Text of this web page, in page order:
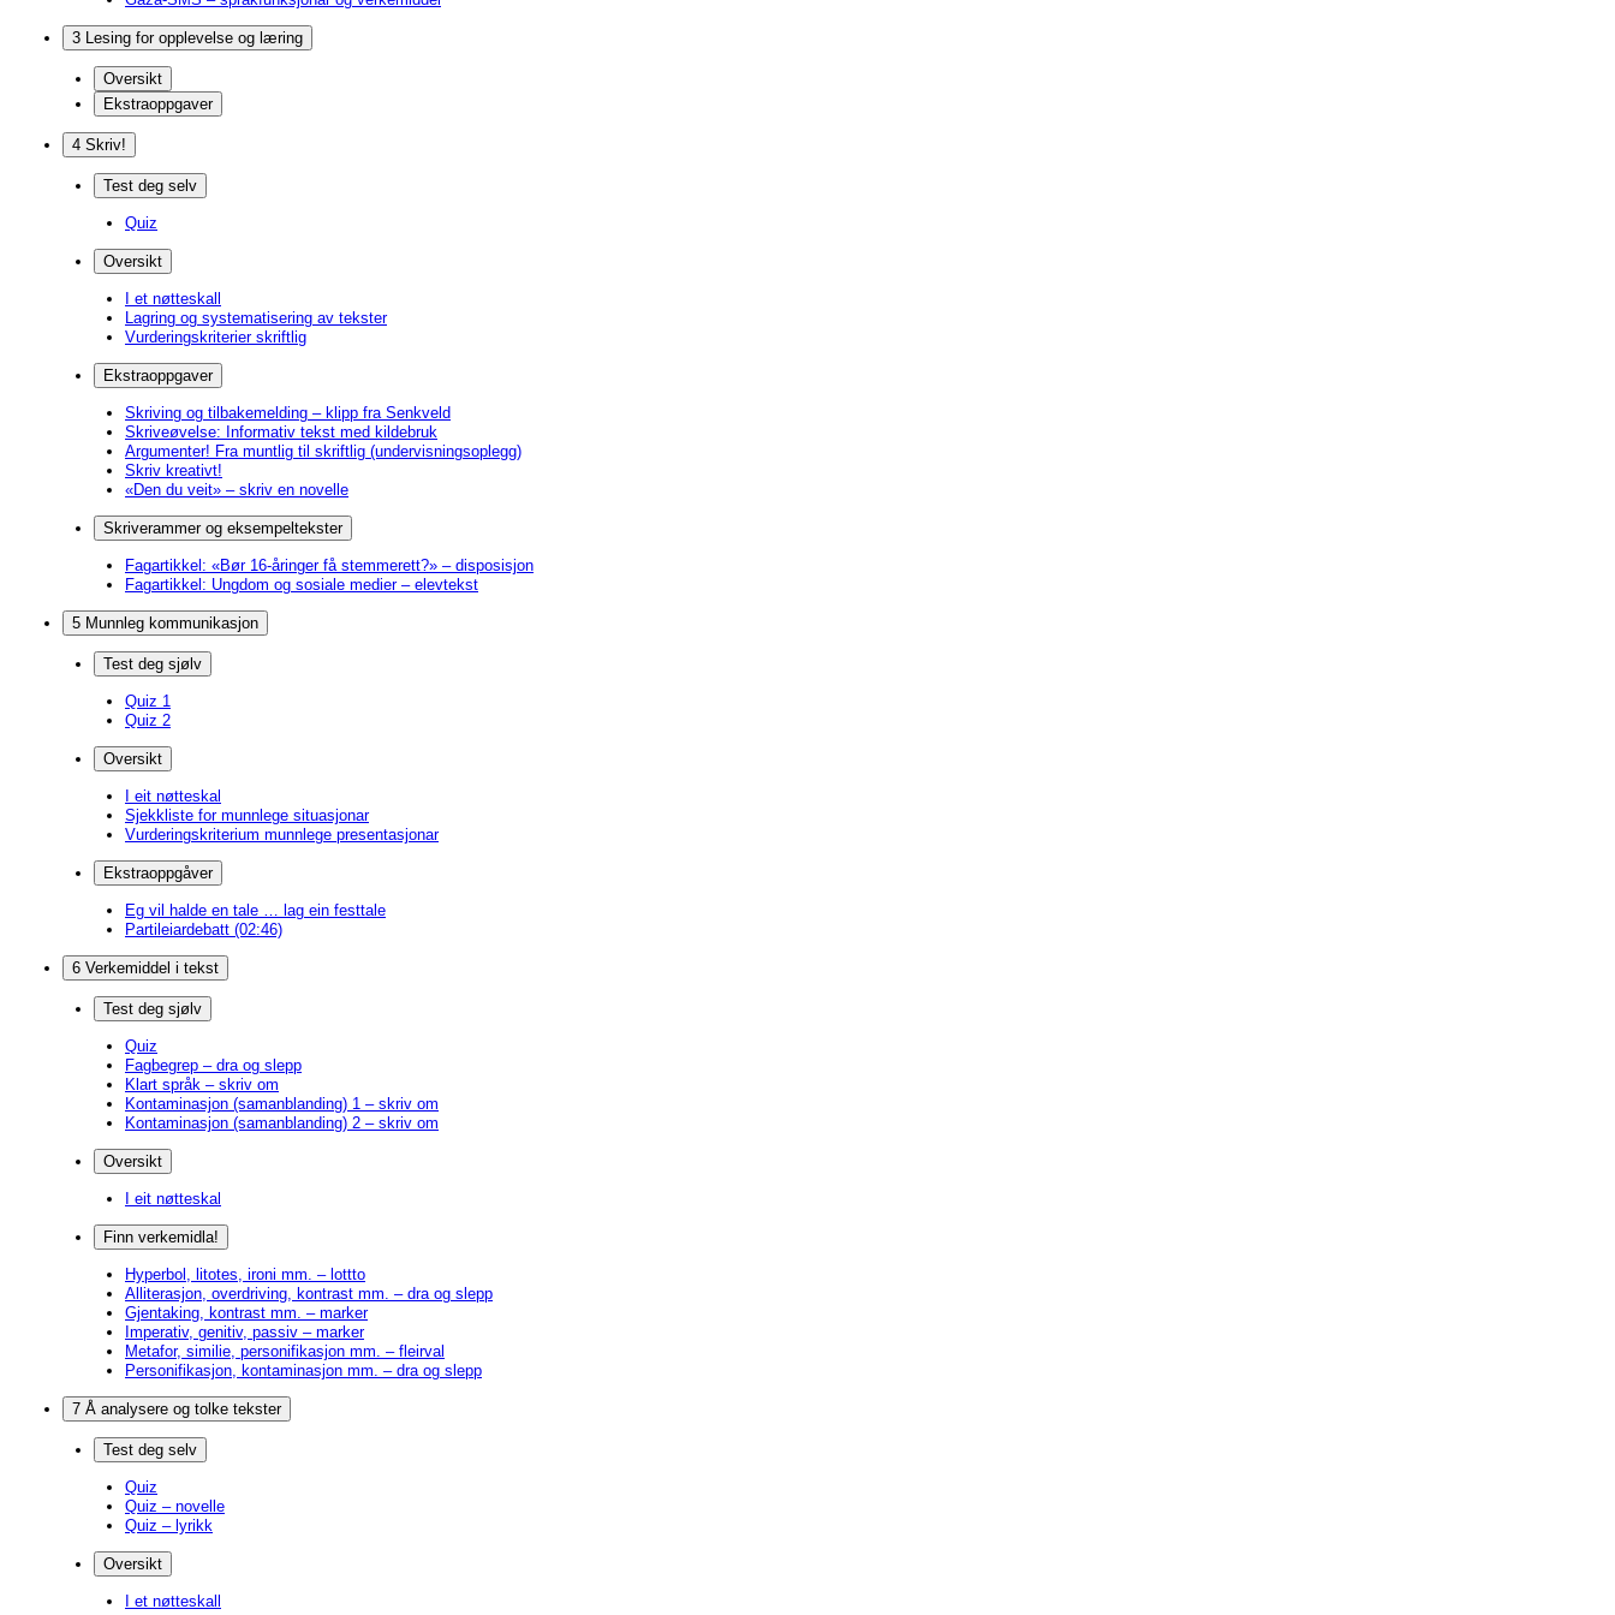
3 Lesing for opplevelse og læring
Oversikt
Ekstraoppgaver
4 Skriv!
Test deg selv
Quiz
Oversikt
I et nøtteskall
Lagring og systematisering av tekster
Vurderingskriterier skriftlig
Ekstraoppgaver
Skriving og tilbakemelding – klipp fra Senkveld
Skriveøvelse: Informativ tekst med kildebruk
Argumenter! Fra muntlig til skriftlig (undervisningsoplegg)
Skriv kreativt!
«Den du veit» – skriv en novelle
Skriverammer og eksempeltekster
Fagartikkel: «Bør 16-åringer få stemmerett?» – disposisjon
Fagartikkel: Ungdom og sosiale medier – elevtekst
5 Munnleg kommunikasjon
Test deg sjølv
Quiz 1
Quiz 2
Oversikt
I eit nøtteskal
Sjekkliste for munnlege situasjonar
Vurderingskriterium munnlege presentasjonar
Ekstraoppgåver
Eg vil halde en tale … lag ein festtale
Partileiardebatt (02:46)
6 Verkemiddel i tekst
Test deg sjølv
Quiz
Fagbegrep – dra og slepp
Klart språk – skriv om
Kontaminasjon (samanblanding) 1 – skriv om
Kontaminasjon (samanblanding) 2 – skriv om
Oversikt
I eit nøtteskal
Finn verkemidla!
Hyperbol, litotes, ironi mm. – lottto
Alliterasjon, overdriving, kontrast mm. – dra og slepp
Gjentaking, kontrast mm. – marker
Imperativ, genitiv, passiv – marker
Metafor, similie, personifikasjon mm. – fleirval
Personifikasjon, kontaminasjon mm. – dra og slepp
7 Å analysere og tolke tekster
Test deg selv
Quiz
Quiz – novelle
Quiz – lyrikk
Oversikt
I et nøtteskall